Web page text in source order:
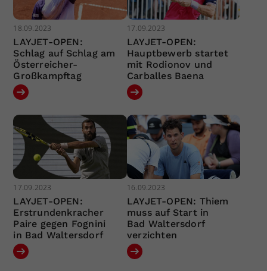
18.09.2023
LAYJET-OPEN:
Schlag auf Schlag am
Österreicher-
Großkampftag
17.09.2023
LAYJET-OPEN:
Hauptbewerb startet
mit Rodionov und
Carballes Baena
17.09.2023
LAYJET-OPEN:
Erstrundenkracher
Paire gegen Fognini
in Bad Waltersdorf
16.09.2023
LAYJET-OPEN: Thiem
muss auf Start in
Bad Waltersdorf
verzichten